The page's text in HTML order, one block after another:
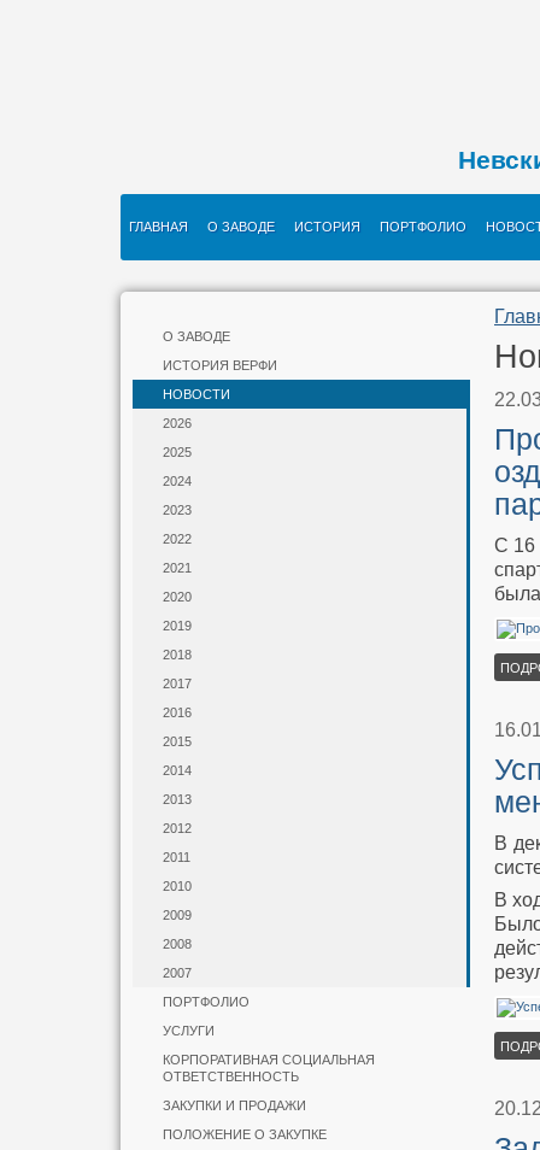
ГЛАВНАЯ О ЗАВОДЕ ИСТОРИЯ ПОРТФОЛИО
О ЗАВОДЕ
ИСТОРИЯ ВЕРФИ
НОВОСТИ
2026
2025
2024
2023
2022
2021
2020
2019
2018
2017
2016
2015
2014
2013
2012
2011
2010
2009
2008
2007
ПОРТФОЛИО
УСЛУГИ
КОРПОРАТИВНАЯ СОЦИАЛЬНАЯ
ОТВЕТСТВЕННОСТЬ
ЗАКУПКИ И ПРОДАЖИ
ПОЛОЖЕНИЕ О ЗАКУПКЕ
С 16
В
В